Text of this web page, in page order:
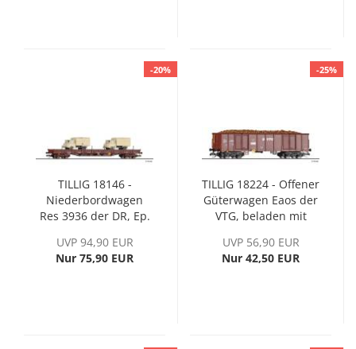
-20%
TILLIG 18146 -
Niederbordwagen
Res 3936 der DR, Ep.
UVP 94,90 EUR
Nur 75,90 EUR
-25%
TILLIG 18224 - Offener
Güterwagen Eaos der
VTG, beladen mit
UVP 56,90 EUR
Nur 42,50 EUR